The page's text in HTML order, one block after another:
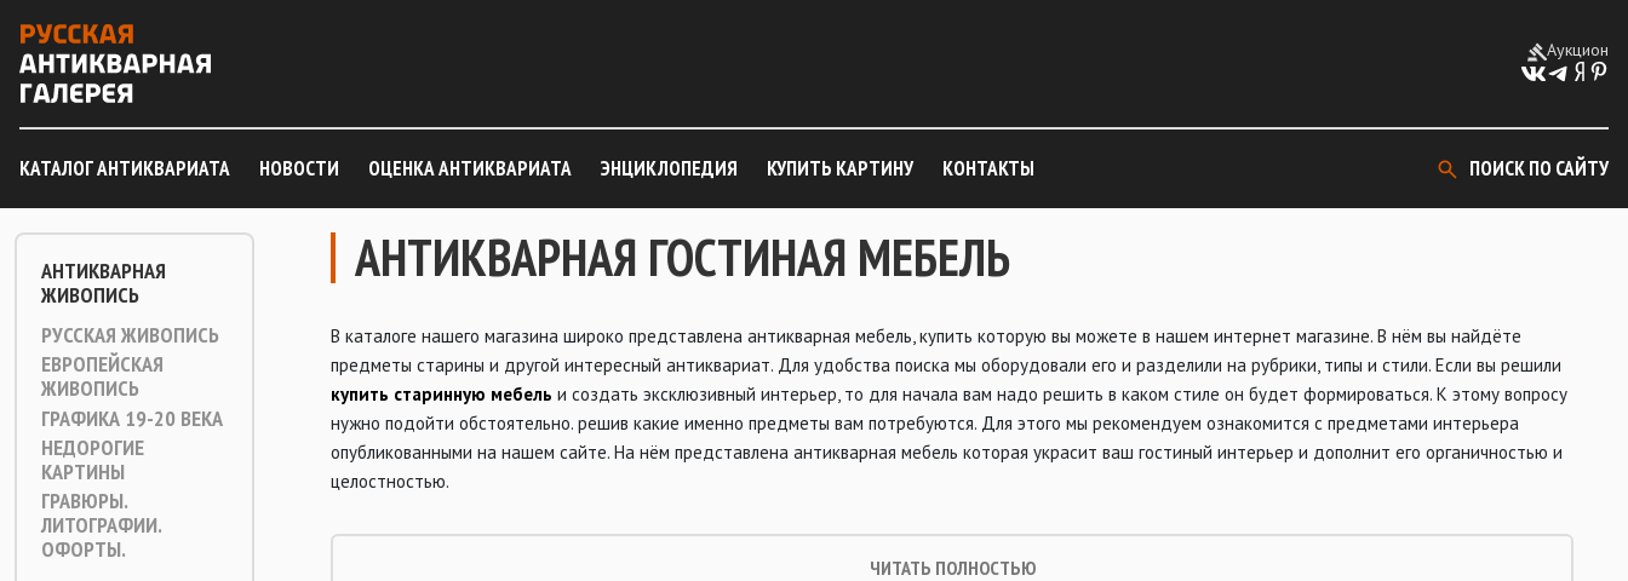
Аукцион
КАТАЛОГ АНТИКВАРИАТА НОВОСТИ ОЦЕНКА АНТИКВАРИАТА ЭНЦИКЛОПЕДИЯ КУПИТЬ КАРТИНУ КОНТАКТЫ ПОИСК ПО САЙТУ
АНТИКВАРНАЯ
ЖИВОПИСЬ
РУССКАЯ ЖИВОПИСЬ
ЕВРОПЕЙСКАЯ
ЖИВОПИСЬ
ГРАФИКА 19-20 ВЕКА
НЕДОРОГИЕ
КАРТИНЫ
ГРАВЮРЫ.
ЛИТОГРАФИИ.
ОФОРТЫ.
АНТИКВАРНАЯ ГОСТИНАЯ МЕБЕЛЬ
В каталоге нашего магазина широко представлена антикварная мебель, купить которую вы можете в нашем интернет магазине. В нём вы найдёте
предметы старины и другой интересный антиквариат. Для удобства поиска мы оборудовали его и разделили на рубрики, типы и стили. Если вы решили
купить старинную мебель и создать эксклюзивный интерьер, то для начала вам надо решить в каком стиле он будет формироваться. К этому вопросу
нужно подойти обстоятельно. решив какие именно предметы вам потребуются. Для этого мы рекомендуем ознакомится с предметами интерьера
опубликованными на нашем сайте. На нём представлена антикварная мебель которая украсит ваш гостиный интерьер и дополнит его органичностью и
целостностью.
ЧИТАТЬ ПОЛНОСТЬЮ